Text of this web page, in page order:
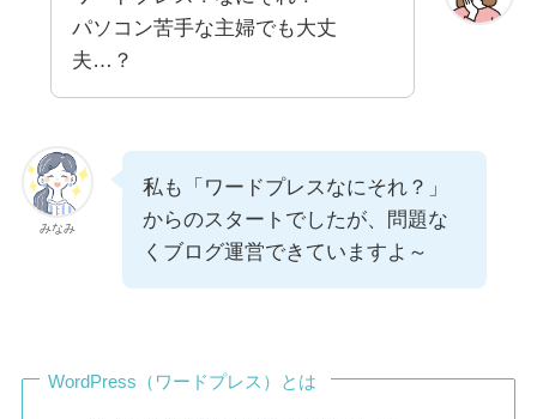
パソコン苦手な主婦でも大丈
夫…？
みなみ
私も「ワードプレスなにそれ？」
からのスタートでしたが、問題な
くブログ運営できていますよ～
WordPress（ワードプレス）とは